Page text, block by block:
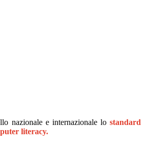
nazionale e internazionale lo standard
literacy.